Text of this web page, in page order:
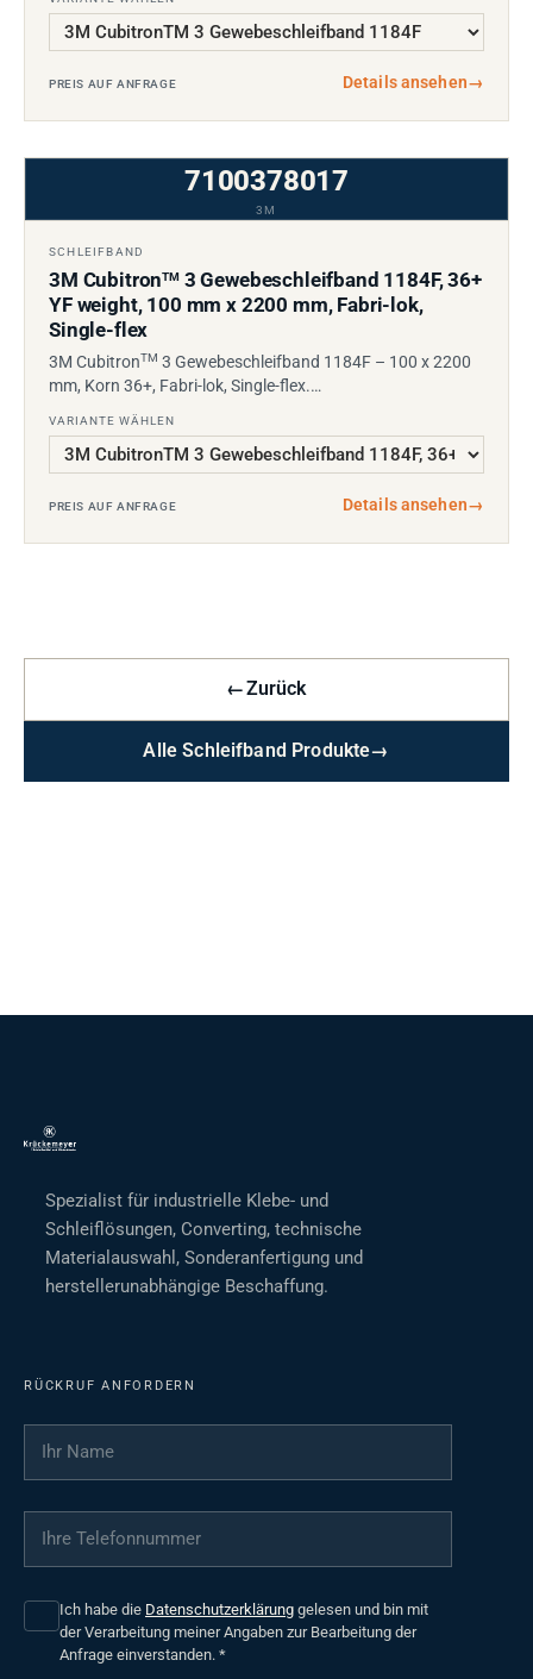
PREIS AUF ANFRAGE Details ansehen→
7100378017
3M
SCHLEIFBAND
3M CubitronTM3 Gewebeschleifband 1184F, 36+
YF weight, 100 mm x 2200 mm, Fabri-lok,
Single-flex
3M CubitronTM 3 Gewebeschleifband 1184F – 100 x 2200
mm, Korn 36+, Fabri-lok, Single-flex.…
VARIANTE WÄHLEN
PREIS AUF ANFRAGE Details ansehen→
←Zurück
Alle Schleifband Produkte→
Spezialist für industrielle Klebe- und
Schleiflösungen, Converting, technische
Materialauswahl, Sonderanfertigung und
herstellerunabhängige Beschaffung.
RÜCKRUF ANFORDERN
Ihr Name
Ihre Telefonnummer
Ich habe die Datenschutzerklärung gelesen und bin mit
der Verarbeitung meiner Angaben zur Bearbeitung der
Anfrage einverstanden. *